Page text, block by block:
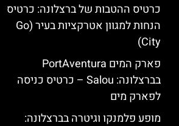
כרטיס ההטבות של ברצלונה: כרטיס
הנחות למגוון אטרקציות בעיר (Go
City)
פארק המים PortAventura
בברצלונה: Salou – כרטיס כניסה
לפארק מים
מופע פלמנקו וגיטרה בברצלונה: